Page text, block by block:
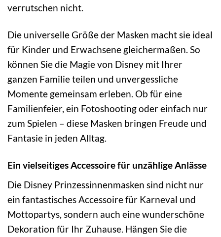
verrutschen nicht.
Die universelle Größe der Masken macht sie ideal
für Kinder und Erwachsene gleichermaßen. So
können Sie die Magie von Disney mit Ihrer
ganzen Familie teilen und unvergessliche
Momente gemeinsam erleben. Ob für eine
Familienfeier, ein Fotoshooting oder einfach nur
zum Spielen – diese Masken bringen Freude und
Fantasie in jeden Alltag.
Ein vielseitiges Accessoire für unzählige Anlässe
Die Disney Prinzessinnenmasken sind nicht nur
ein fantastisches Accessoire für Karneval und
Mottopartys, sondern auch eine wunderschöne
Dekoration für Ihr Zuhause. Hängen Sie die